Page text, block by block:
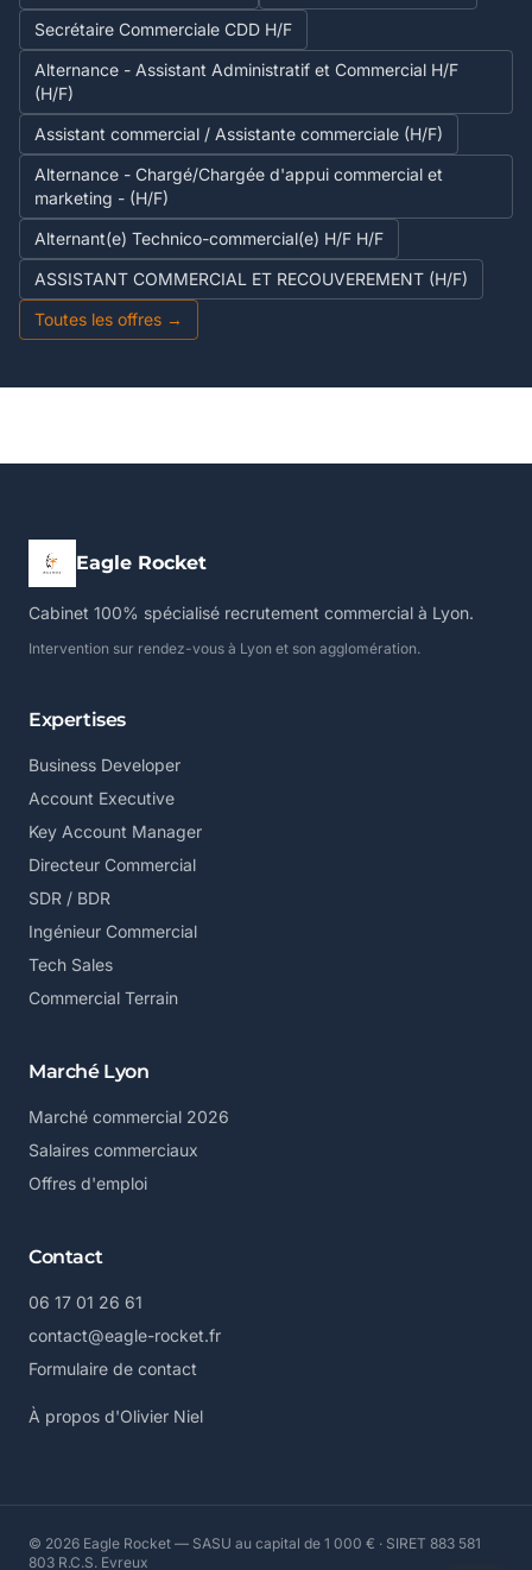
Secrétaire Commerciale CDD H/F
Alternance - Assistant Administratif et Commercial H/F
(H/F)
Assistant commercial / Assistante commerciale (H/F)
Alternance - Chargé/Chargée d'appui commercial et
marketing - (H/F)
Alternant(e) Technico-commercial(e) H/F H/F
ASSISTANT COMMERCIAL ET RECOUVEREMENT (H/F)
Toutes les offres →
Eagle Rocket
Cabinet 100% spécialisé recrutement commercial à Lyon.
Intervention sur rendez-vous à Lyon et son agglomération.
Expertises
Business Developer
Account Executive
Key Account Manager
Directeur Commercial
SDR / BDR
Ingénieur Commercial
Tech Sales
Commercial Terrain
Marché Lyon
Marché commercial 2026
Salaires commerciaux
Offres d'emploi
Contact
06 17 01 26 61
contact@eagle-rocket.fr
Formulaire de contact
À propos d'Olivier Niel
© 2026 Eagle Rocket — SASU au capital de 1 000 € · SIRET 883 581
803 R.C.S. Evreux